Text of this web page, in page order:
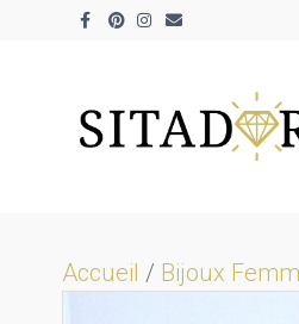
Facebook
PinterestInstagram
Email
Accueil / Bijoux